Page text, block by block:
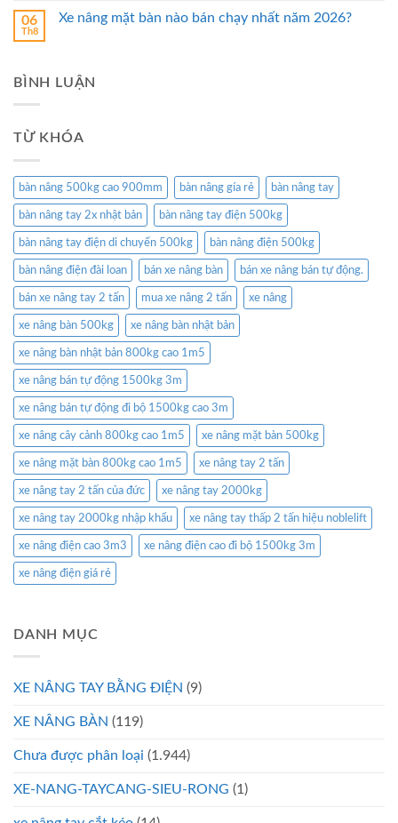
06
Th8
Xe nâng mặt bàn nào bán chạy nhất năm 2026?
BÌNH LUẬN
TỪ KHÓA
bàn nâng 500kg cao 900mm bàn nâng gía rẻ bàn nâng tay
bàn nâng tay 2x nhật bản bàn nâng tay điện 500kg
bàn nâng tay điện di chuyển 500kg bàn nâng điện 500kg
bàn nâng điện đài loan bán xe nâng bàn bán xe nâng bán tự động.
bán xe nâng tay 2 tấn mua xe nâng 2 tấn xe nâng
xe nâng bàn 500kg xe nâng bàn nhật bản
xe nâng bàn nhật bản 800kg cao 1m5
xe nâng bán tự động 1500kg 3m
xe nâng bán tự động đi bộ 1500kg cao 3m
xe nâng cây cảnh 800kg cao 1m5 xe nâng mặt bàn 500kg
xe nâng mặt bàn 800kg cao 1m5 xe nâng tay 2 tấn
xe nâng tay 2 tấn của đức xe nâng tay 2000kg
xe nâng tay 2000kg nhập khẩu xe nâng tay thấp 2 tấn hiệu noblelift
xe nâng điện cao 3m3 xe nâng điện cao đi bộ 1500kg 3m
xe nâng điện giá rẻ
DANH MỤC
XE NÂNG TAY BẰNG ĐIỆN (9)
XE NÂNG BÀN (119)
Chưa được phân loại (1.944)
XE-NANG-TAYCANG-SIEU-RONG (1)